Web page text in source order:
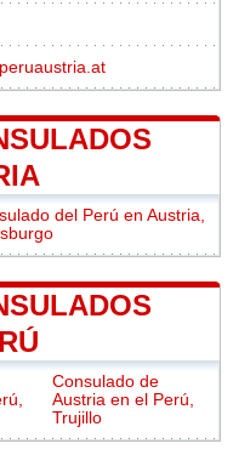
del Perú en Austria,
Consulado de
Austria en el Perú,
Trujillo